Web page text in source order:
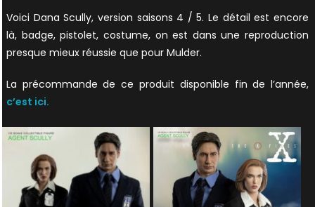
Voici Dana Scully, version saisons 4 / 5. Le détail est encore
là, badge, pistolet, costume, on est dans une reproduction
presque mieux réussie que pour Mulder.
La précommande de ce produit disponible fin de l’année,
c’est ici.